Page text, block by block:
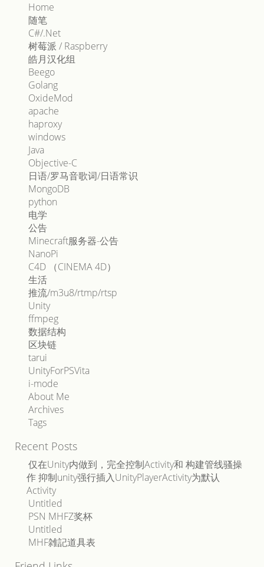
Home
随笔
C#/.Net
树莓派 / Raspberry
皓月汉化组
Beego
Golang
OxideMod
apache
haproxy
windows
Java
Objective-C
日语/罗马音歌词/日语常识
MongoDB
python
电学
公告
Minecraft服务器-公告
NanoPi
C4D （CINEMA 4D）
生活
推流/m3u8/rtmp/rtsp
Unity
ffmpeg
数据结构
区块链
tarui
UnityForPSVita
i-mode
About Me
Archives
Tags
Recent Posts
仅在Unity内做到，完全控制Activity和 构建管线骚操
作 抑制unity强行插入UnityPlayerActivity为默认
Activity
Untitled
PSN MHFZ奖杯
Untitled
MHF雑記道具表